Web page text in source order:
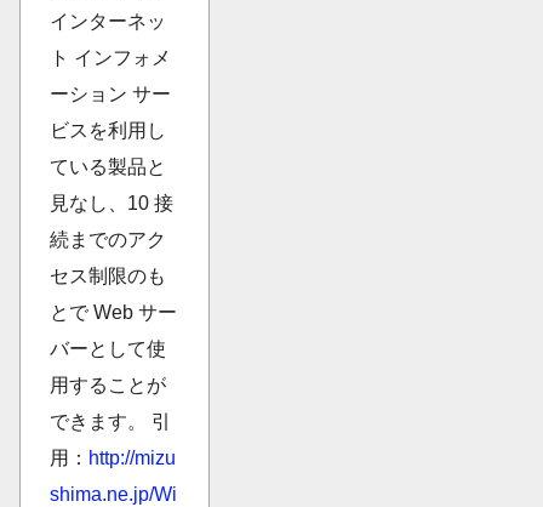
インターネッ
ト インフォメ
ーション サー
ビスを利用し
ている製品と
見なし、10 接
続までのアク
セス制限のも
とで Web サー
バーとして使
用することが
できます。 引
用： http://mizu
shima.ne.jp/Wi